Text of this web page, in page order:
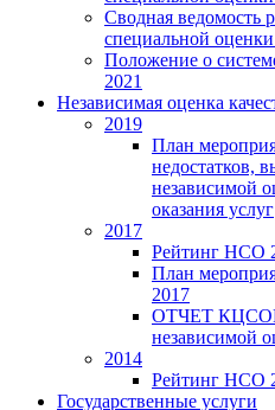
Сводная ведомость
специальной
Положение о
2021
Независимая оценка
2019
План
недостатков,
независимой
оказания услуг
2017
Рейтинг НСО
План
2017
ОТЧЕТ КЦСОН
независимой
2014
Рейтинг НСО
Государственные услуги